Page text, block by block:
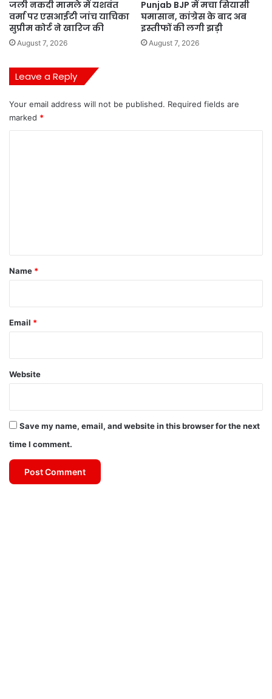
जली नकदी मामले में यशवंत
वर्मा पर एसआईटी जांच याचिका
सुप्रीम कोर्ट ने खारिज की
August 7, 2026
Punjab BJP में मचा सियासी
घमासान, कांग्रेस के बाद अब
इस्तीफों की लगी झड़ी
August 7, 2026
Leave a Reply
Your email address will not be published. Required fields are
marked *
*
Name *
Email *
Website
Save my name, email, and website in this browser for the next
time I comment.